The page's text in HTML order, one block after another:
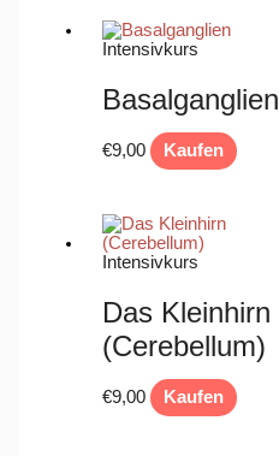
Intensivkurs
Basalganglien
€9,00 Kaufen
Intensivkurs
Das Kleinhirn
(Cerebellum)
€9,00 Kaufen